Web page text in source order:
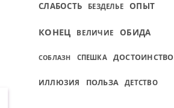
СЛАБОСТЬ БЕЗДЕЛЬЕ ОПЫТ
КОНЕЦ ВЕЛИЧИЕ ОБИДА
СОБЛАЗН СПЕШКА ДОСТОИНСТВО
ИЛЛЮЗИЯ ПОЛЬЗА ДЕТСТВО